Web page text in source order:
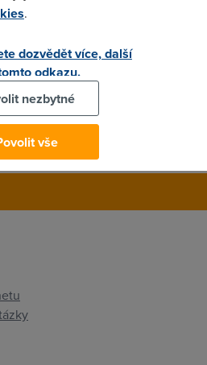
jen za ty tri sektory je to 102% :)
nějakých 38 %, sociální sítě 35
Zda se, ze chytre telefony jsou
sebe dostat vice, ne 100% :)
dalsi procent
.
dozvědět více, další
odkazu.
nezbytné
vše